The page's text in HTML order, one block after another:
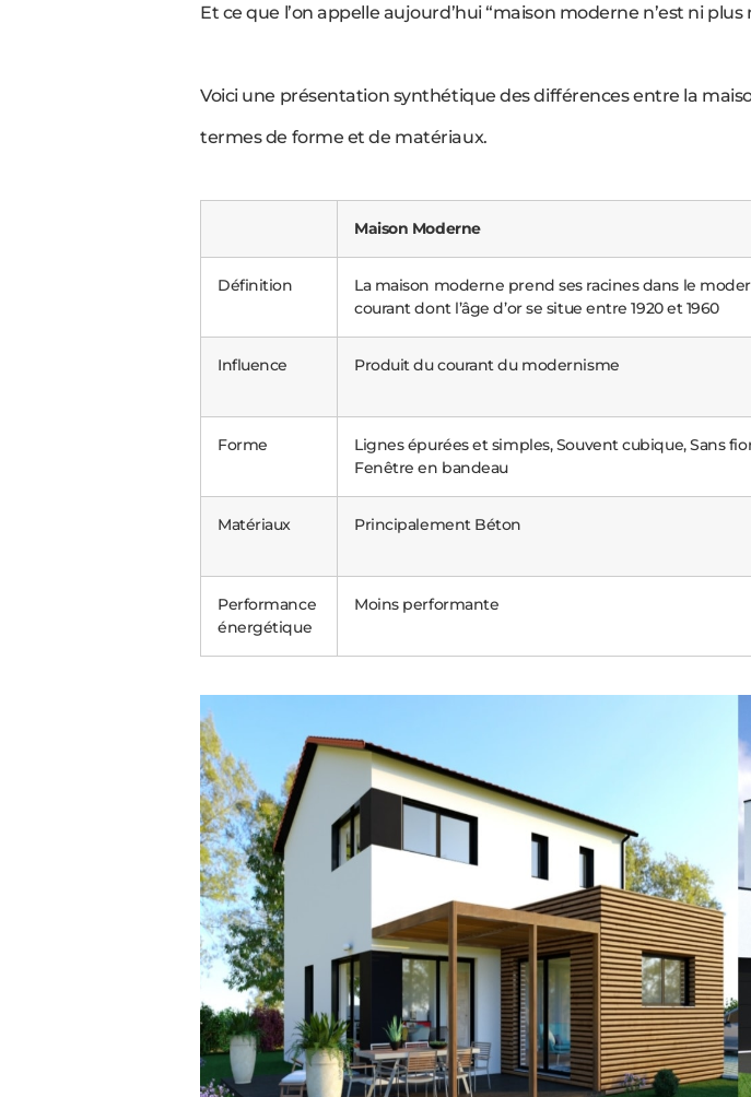
Et ce que l’on appelle aujourd’hui “maison moderne n’est ni
Voici une présentation synthétique des différences entre la
termes de forme et de matériaux.
Maison Moderne
Définition
La maison moderne prend ses racines dans le
courant dont l’âge d’or se situe entre 1920 et 1960
Influence Produit du courant du modernisme
Forme
Lignes épurées et simples, Souvent cubique, Sans
Fenêtre en bandeau
Matériaux Principalement Béton
Performance
énergétique
Moins performante